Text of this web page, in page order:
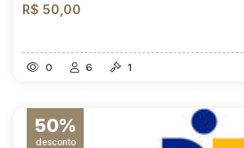
R$ 50,00
0 6 1
50%
desconto